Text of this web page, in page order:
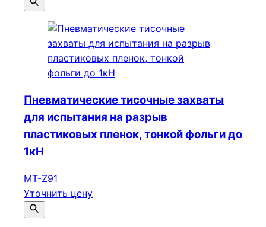
Пневматические тисочные захваты
для испытания на разрыв
пластиковых пленок, тонкой фольги до
1кН
МТ-Z91
Уточнить цену